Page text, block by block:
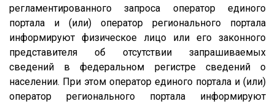
регламентированного запроса оператор единого
портала и (или) оператор регионального портала
информируют физическое лицо или его законного
представителя об отсутствии запрашиваемых
сведений в федеральном регистре сведений о
населении. При этом оператор единого портала и (или)
оператор регионального портала информируют